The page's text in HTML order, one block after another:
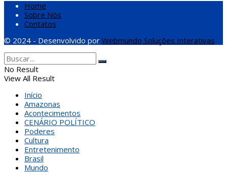
Home
Sobre Nós
Contatos
© 2024 - Desenvolvido por Webmundo Soluções Interativas
No Result
View All Result
Início
Amazonas
Acontecimentos
CENÁRIO POLÍTICO
Poderes
Cultura
Entretenimento
Brasil
Mundo